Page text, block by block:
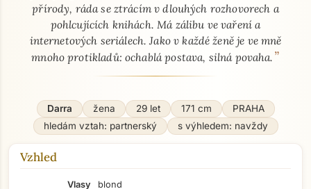
přírody, ráda se ztrácím v dlouhých rozhovorech a
pohlcujících knihách. Má zálibu ve vaření a
internetových seriálech. Jako v každé ženě je ve mně
mnoho protikladů: ochablá postava, silná povaha. ”
Darra žena 29 let 171 cm
PRAHA
hledám vztah: partnerský
s výhledem: navždy
Vzhled
Vlasy
blond